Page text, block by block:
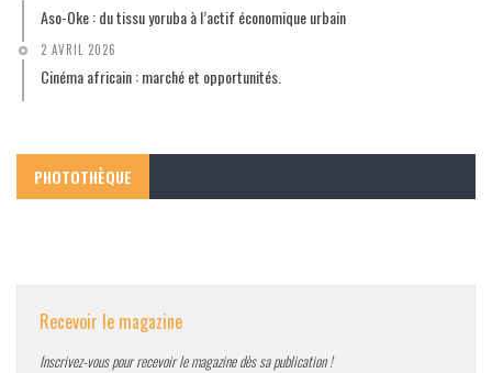
Aso-Oke : du tissu yoruba à l’actif économique urbain
2 AVRIL 2026
Cinéma africain : marché et opportunités.
PHOTOTHÈQUE
Recevoir le magazine
Inscrivez-vous pour recevoir le magazine dès sa publication !